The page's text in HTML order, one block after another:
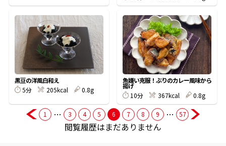
新鮮一番
氷熟®︎
だしパック
黒豆の洋風白和え
5分
205kcal 0.8g
魚嫌い克服！ぶりのカレー風味から
揚げ
10分
367kcal 0.8g
1 … 3 4 5 6 7 8 9 … 57
閲覧履歴はまだありません